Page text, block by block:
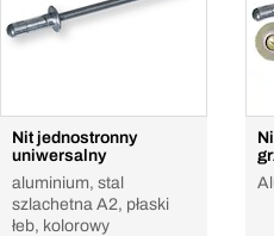
Nit jednostronny
uniwersalny
aluminium, stal
szlachetna A2, płaski
łeb, kolorowy